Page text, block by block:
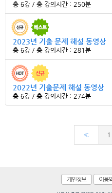
총 6강 / 총 강의시간 : 250분
2023년 기출 문제 해설 동영상
총 6강 / 총 강의시간 : 281분
2022년 기출문제 해설 동영상
총 6강 / 총 강의시간 : 274분
« 1
개인정보 이용